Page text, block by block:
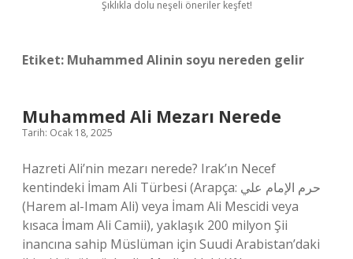
Şıklıkla dolu neşeli öneriler keşfet!
Etiket: Muhammed Alinin soyu nereden gelir
Muhammed Ali Mezarı Nerede
Tarih: Ocak 18, 2025
Hazreti Ali’nin mezarı nerede? Irak’ın Necef
kentindeki İmam Ali Türbesi (Arapça: حرم الإمام علي‎
(Harem al-Imam Ali) veya İmam Ali Mescidi veya
kısaca İmam Ali Camii), yaklaşık 200 milyon Şii
inancına sahip Müslüman için Suudi Arabistan’daki